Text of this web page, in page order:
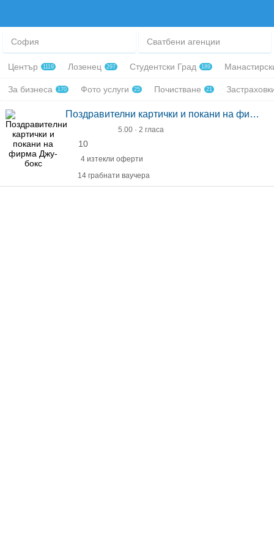
София Сватбени агенции
Център 1119 Лозенец 297 Студентски Град 189
За бизнеса 170 Фото услуги 25 Почистване 21
Поздравителни картички и покани на фирма Джу-бокс
5.00 · 2 гласа
10
4 изтекли оферти
14 грабнати ваучера